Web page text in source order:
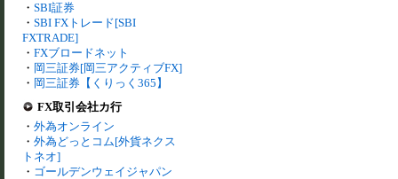
・ SBI証券
・ SBI FXトレード[SBI
FXTRADE]
・ FXブロードネット
・ 岡三証券[岡三アクティブFX]
・ 岡三証券【くりっく365】
FX取引会社カ行
・ 外為オンライン
・ 外為どっとコム[外貨ネクス
トネオ]
・ ゴールデンウェイジャパン